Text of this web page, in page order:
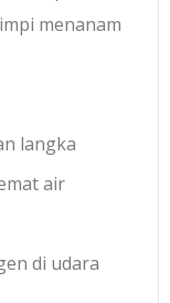
menanam
langka
air
di udara